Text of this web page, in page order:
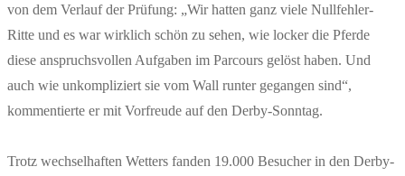
von dem Verlauf der Prüfung: „Wir hatten ganz viele Nullfehler-
Ritte und es war wirklich schön zu sehen, wie locker die Pferde
diese anspruchsvollen Aufgaben im Parcours gelöst haben. Und
auch wie unkompliziert sie vom Wall runter gegangen sind“,
kommentierte er mit Vorfreude auf den Derby-Sonntag.
Trotz wechselhaften Wetters fanden 19.000 Besucher in den Derby-